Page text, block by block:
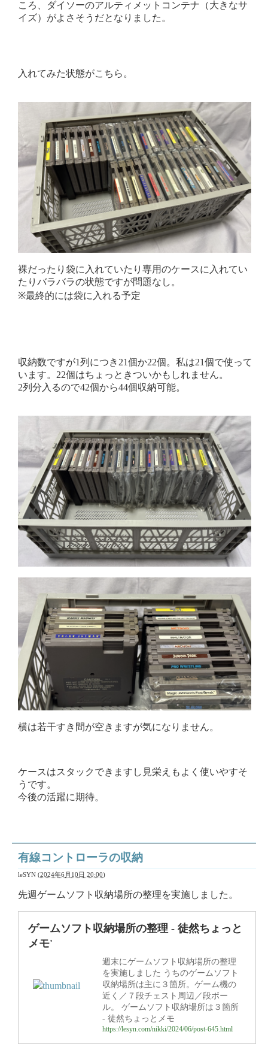
ころ、ダイソーのアルティメットコンテナ（大きなサ
イズ）がよさそうだとなりました。
入れてみた状態がこちら。
裸だったり袋に入れていたり専用のケースに入れてい
たりバラバラの状態ですが問題なし。
※最終的には袋に入れる予定
収納数ですが1列につき21個か22個。私は21個で使って
います。22個はちょっときついかもしれません。
2列分入るので42個から44個収納可能。
横は若干すき間が空きますが気になりません。
ケースはスタックできますし見栄えもよく使いやすそ
うです。
今後の活躍に期待。
有線コントローラの収納
leSYN (2024年6月10日 20:00)
先週ゲームソフト収納場所の整理を実施しました。
ゲームソフト収納場所の整理 - 徒然ちょっと
メモ'
週末にゲームソフト収納場所の整理
を実施しました うちのゲームソフト
収納場所は主に３箇所。ゲーム機の
近く／７段チェスト周辺／段ボー
ル。 ゲームソフト収納場所は３箇所
- 徒然ちょっとメモ
https://lesyn.com/nikki/2024/06/post-645.html